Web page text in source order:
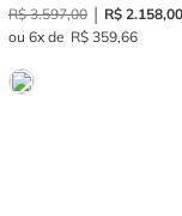
R$ 3.597,00 R$ 2.158,00
6
R$ 359,66